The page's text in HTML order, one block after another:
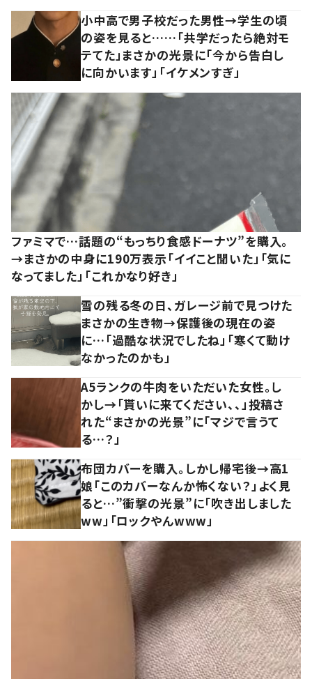
小中高で男子校だった男性→学生の頃
の姿を見ると……「共学だったら絶対モ
テてた」まさかの光景に「今から告白し
に向かいます」「イケメンすぎ」
ファミマで…話題の“もっちり食感ドーナツ”を購入。
→まさかの中身に190万表示「イイこと聞いた」「気に
なってました」「これかなり好き」
雪の残る冬の日、ガレージ前で見つけた
まさかの生き物→保護後の現在の姿
に…「過酷な状況でしたね」「寒くて動け
なかったのかも」
A5ランクの牛肉をいただいた女性。し
かし→「貰いに来てください、、」投稿さ
れた“まさかの光景”に「マジで言うて
る…？」
布団カバーを購入。しかし帰宅後→高1
娘「このカバーなんか怖くない？」よく見
ると…”衝撃の光景”に「吹き出しました
ww」「ロックやんwww」